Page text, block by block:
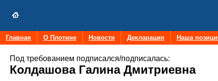
Главная О Плотине Новости Декларация Наша
Под требованием подписался/подписалась:
Колдашова Галина Дмитриевна